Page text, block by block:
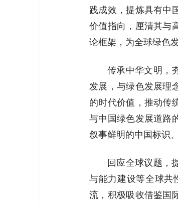
践成效，提炼具有中
价值指向，厘清其与
论框架，为全球绿色
传承中华文明，
发展，与绿色发展理
的时代价值，推动传
与中国绿色发展道路
叙事鲜明的中国标识
回应全球议题，
与能力建设等全球共
流，积极吸收借鉴国